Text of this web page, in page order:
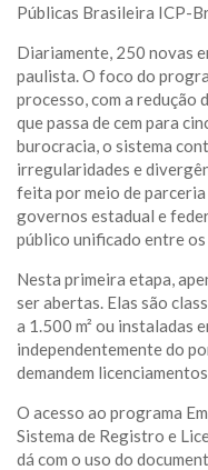
Públicas Brasileira ICP-
Diariamente, 250 novas
paulista. O foco do
processo, com a redução
que passa de cem para
burocracia, o sistema
irregularidades e
feita por meio de
governos estadual e
público unificado entre
Nesta primeira etapa,
ser abertas. Elas são
a 1.500 m² ou instaladas
independentemente do
demandem
O acesso ao programa
Sistema de Registro e
dá com o uso do